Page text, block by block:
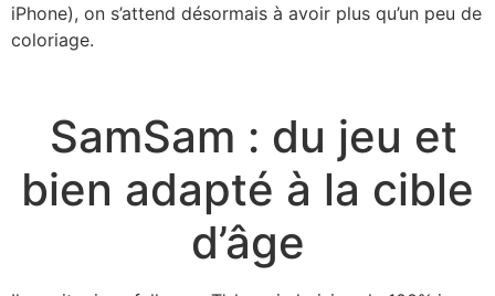
iPhone), on s’attend désormais à avoir plus qu’un peu de
coloriage.
SamSam : du jeu et
bien adapté à la cible
d’âge